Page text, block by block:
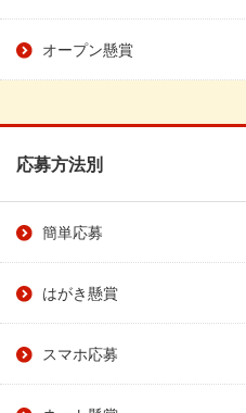
オープン懸賞
応募方法別
簡単応募
はがき懸賞
スマホ応募